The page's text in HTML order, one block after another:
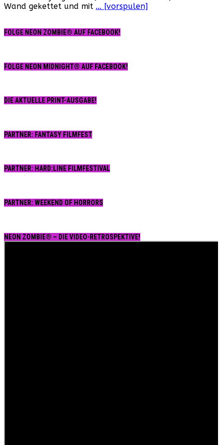
Wand gekettet und mit … [vorspulen]
FOLGE NEON ZOMBIE® AUF FACEBOOK!
FOLGE NEON MIDNIGHT® AUF FACEBOOK!
DIE AKTUELLE PRINT-AUSGABE!
PARTNER: FANTASY FILMFEST
PARTNER: HARD:LINE FILMFESTIVAL
PARTNER: WEEKEND OF HORRORS
NEON ZOMBIE® – DIE VIDEO-RETROSPEKTIVE!